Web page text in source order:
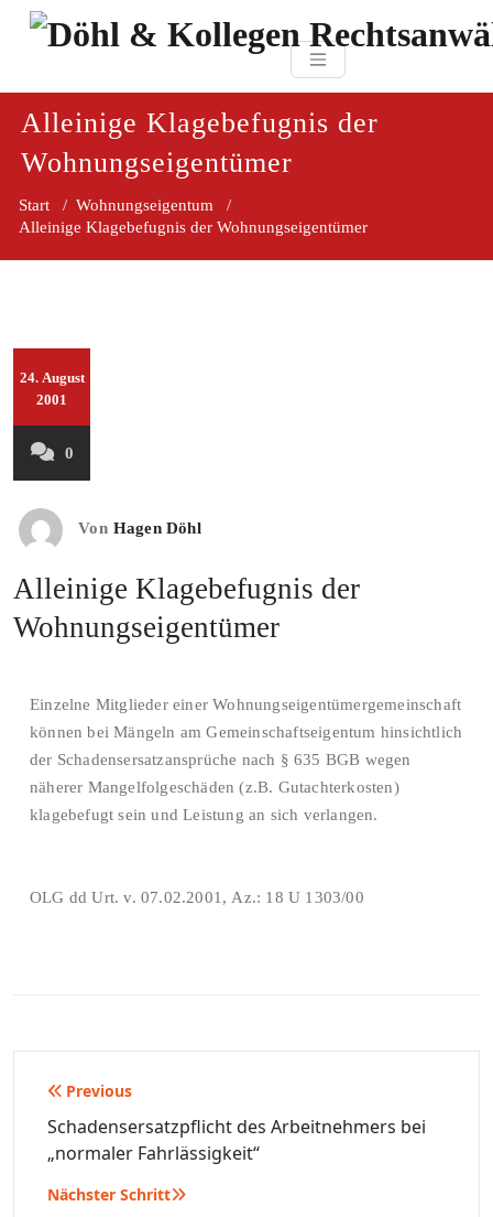
Zum
Döhl & Kollegen
Alleinige Klagebefugnis der
Wohnungseigentümer
Start / Wohnungseigentum /
Alleinige Klagebefugnis der Wohnungseigentümer
24. August
2001
0
Von Hagen Döhl
Alleinige Klagebefugnis der
Wohnungseigentümer
Einzelne Mitglieder einer Wohnungseigentümergemeinschaft
können bei Mängeln am Gemeinschaftseigentum hinsichtlich
der Schadensersatzansprüche nach § 635 BGB wegen
näherer Mangelfolgeschäden (z.B. Gutachterkosten)
klagebefugt sein und Leistung an sich verlangen.
OLG dd Urt. v. 07.02.2001, Az.: 18 U 1303/00
Beitragsnavigation
Previous
Schadensersatzpflicht des Arbeitnehmers bei
„normaler Fahrlässigkeit“
Nächster Schritt